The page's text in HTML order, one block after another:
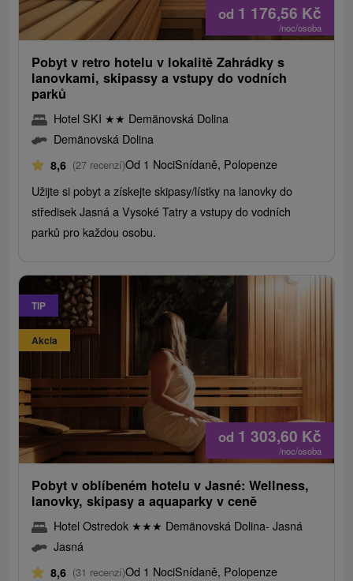
od 1 176,56 Kč
/noc/osoba
Pobyt v retro hotelu v lokalitě Zahrádky s
lanovkami, skipassy a vstupy do vodních
parků
Hotel SKI ★★ Demänovská Dolina
Demänovská Dolina
8,6 (27 recenzí)Od 1 NociSnídaně, Polopenze
Užijte si pobyt a získejte skipasy/lístky na lanovky do
středisek Jasná a Vysoké Tatry a vstupy do vodních
parků pro každou osobu.
TIP
Akcia
od 1 303,60 Kč
/noc/osoba
Pobyt v oblíbeném hotelu v Jasné: Wellness,
lanovky, skipasy a aquaparky v ceně
Hotel Ostredok ★★★ Demänovská Dolina- Jasná
Jasná
8,6 (31 recenzí)Od 1 NociSnídaně, Polopenze